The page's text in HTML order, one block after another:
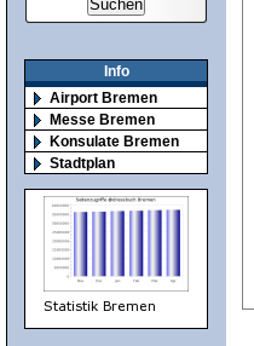
Info
Airport Bremen
Messe Bremen
Konsulate Bremen
Stadtplan